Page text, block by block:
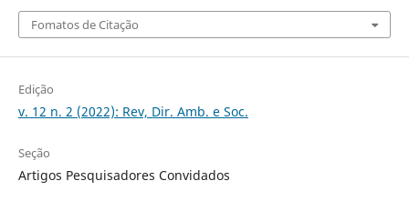
Fomatos de Citação
Edição
v. 12 n. 2 (2022): Rev, Dir. Amb. e Soc.
Seção
Artigos Pesquisadores Convidados